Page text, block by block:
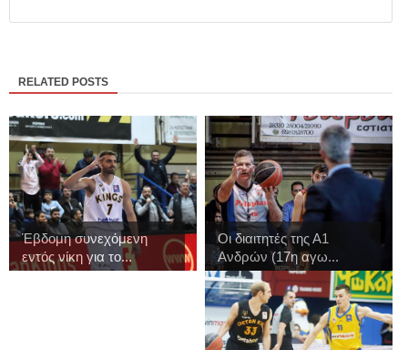
RELATED POSTS
Έβδομη συνεχόμενη
εντός νίκη για το...
Οι διαιτητές της Α1
Ανδρών (17η αγω...